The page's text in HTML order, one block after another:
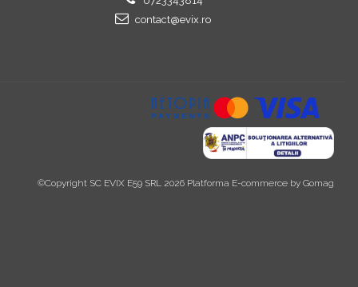
contact@evix.ro
©Copyright SC EVIX E59 SRL 2026 Platforma E-commerce by Gomag